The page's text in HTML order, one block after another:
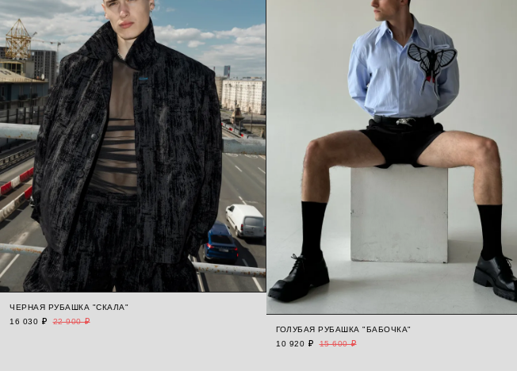
ЧЕРНАЯ РУБАШКА "СКАЛА"
16 030 ₽
22 900 ₽
ГОЛУБАЯ РУБАШКА "БАБОЧКА"
10 920 ₽
15 600 ₽